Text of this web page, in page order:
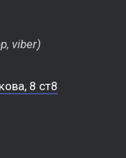
viber)
8 ст8